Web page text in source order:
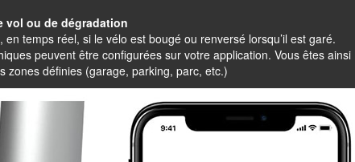
vol ou de dégradation
temps réel, si le vélo est bougé ou renversé lorsqu’il est garé.
peuvent être configurées sur votre application. Vous êtes ainsi
zones définies (garage, parking, parc, etc.)